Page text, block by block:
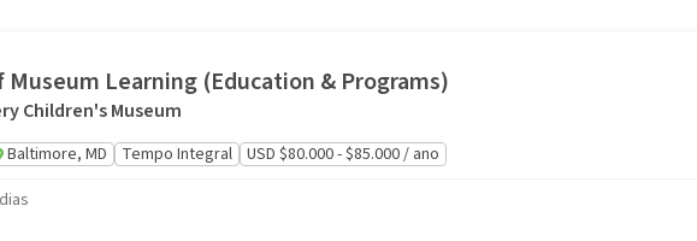
Museum Learning (Education & Programs)
Children's Museum
Baltimore, MD Tempo Integral
USD $80.000 - $85.000 / ano